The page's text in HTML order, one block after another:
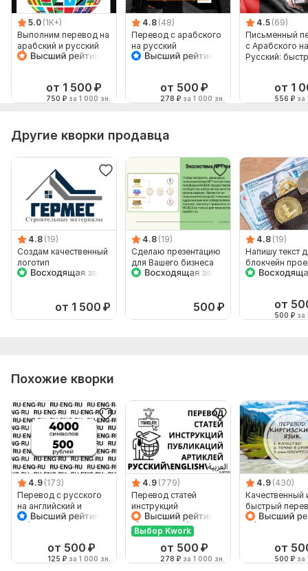
5.0 (1K+)
Выполним перевод на
арабский и русский
язык от носителей
от 1 500 ₽
750 ₽ за 1 000 зн.
4.8 (48)
Перевод с арабского
на русский
от 500 ₽
278 ₽ за 1 000 зн.
4.5 (69)
Письменный
с Арабского на
Русский:
от 1
556 ₽ за
Другие кворки продавца
4.8 (19)
Создам качественный
логотип
от 1 500 ₽
4.8 (19)
Сделаю презентацию
для Вашего бизнеса
500 ₽
4.8 (19)
Напишу текст
блокчейн
от
500 ₽ за
Похожие кворки
4.9 (173)
Перевод с русского
на английский и
обратно
от 500 ₽
125 ₽ за 1 000 зн.
4.9 (779)
Перевод статей
инструкций
публикаций артиклей
article
Выбор Kwork
от 500 ₽
278 ₽ за 1 000 зн.
4.9 (430)
Качественный
быстрый
киргизского и
от
500 ₽ за